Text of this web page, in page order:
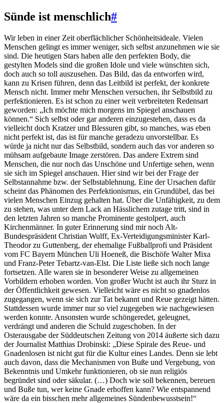
Sünde ist menschlich#
Wir leben in einer Zeit oberflächlicher Schönheitsideale. Vielen
Menschen gelingt es immer weniger, sich selbst anzunehmen wie sie
sind. Die heutigen Stars haben alle den perfekten Body, die
gestylten Models sind die großen Idole und viele wünschten sich,
doch auch so toll auszusehen. Das Bild, das da entworfen wird,
kann zu Krisen führen, denn das Leitbild ist perfekt, der konkrete
Mensch nicht. Immer mehr Menschen versuchen, ihr Selbstbild zu
perfektionieren. Es ist schon zu einer weit verbreiteten Redensart
geworden: „Ich möchte mich morgens im Spiegel anschauen
können.“ Sich selbst oder gar anderen einzugestehen, dass es da
vielleicht doch Kratzer und Blessuren gibt, so manches, was eben
nicht perfekt ist, das ist für manche geradezu unvorstellbar. Es
würde ja nicht nur das Selbstbild, sondern auch das vor anderen so
mühsam aufgebaute Image zerstören. Das andere Extrem sind
Menschen, die nur noch das Unschöne und Unfertige sehen, wenn
sie sich im Spiegel anschauen. Hier sind wir bei der Frage der
Selbstannahme bzw. der Selbstablehnung. Eine der Ursachen dafür
scheint das Phänomen des Perfektionismus, ein Grundübel, das bei
vielen Menschen Einzug gehalten hat. Über die Unfähigkeit, zu dem
zu stehen, was unter dem Lack an Hässlichem zutage tritt, sind in
den letzten Jahren so manche Prominente gestolpert, auch
Kirchenmänner. In guter Erinnerung sind mir noch Alt-
Bundespräsident Christian Wulff, Ex-Verteidigungsminister Karl-
Theodor zu Guttenberg, der ehemalige Fußballprofi und Präsident
vom FC Bayern München Uli Hoeneß, die Bischöfe Walter Mixa
und Franz-Peter Tebartz-van-Elst. Die Liste ließe sich noch lange
fortsetzen. Alle waren sie in besonderer Weise zu allgemeinen
Vorbildern erhoben worden. Von großer Wucht ist auch ihr Sturz in
der Öffentlichkeit gewesen. Vielleicht wäre es nicht so gnadenlos
zugegangen, wenn sie sich zur Tat bekannt und Reue gezeigt hätten.
Stattdessen wurde immer nur so viel zugegeben wie nachgewiesen
werden konnte. Ansonsten wurde schöngeredet, geleugnet,
verdrängt und anderen die Schuld zugeschoben. In der
Osterausgabe der Süddeutschen Zeitung von 2014 äußerte sich dazu
der Journalist Matthias Drobinski: „Diese Spirale des Reue- und
Gnadenlosen ist nicht gut für die Kultur eines Landes. Denn sie lebt
auch davon, dass die Mechanismen von Buße und Vergebung, von
Bekenntnis und Umkehr funktionieren, ob sie nun religiös
begründet sind oder säkular. (…) Doch wie soll bekennen, bereuen
und Buße tun, wer keine Gnade erhoffen kann? Wie entspannend
wäre da ein bisschen mehr allgemeines Sündenbewusstsein!“